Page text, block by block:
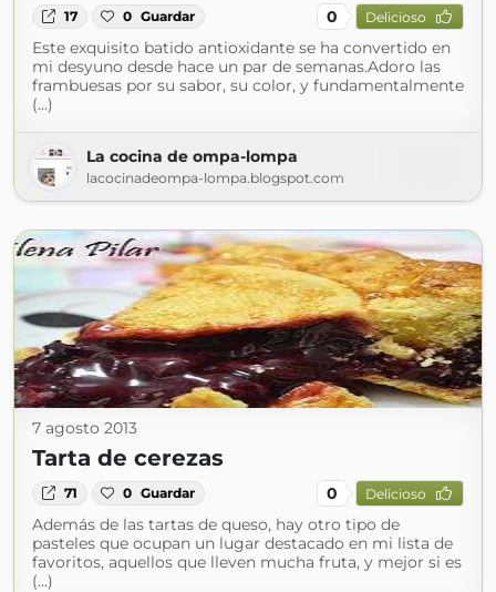
17 0 Guardar 0 Delicioso
Este exquisito batido antioxidante se ha convertido en
mi desyuno desde hace un par de semanas.Adoro las
frambuesas por su sabor, su color, y fundamentalmente
(...)
La cocina de ompa-lompa
lacocinadeompa-lompa.blogspot.com
7 agosto 2013
Tarta de cerezas
71 0 Guardar 0 Delicioso
Además de las tartas de queso, hay otro tipo de
pasteles que ocupan un lugar destacado en mi lista de
favoritos, aquellos que lleven mucha fruta, y mejor si es
(...)